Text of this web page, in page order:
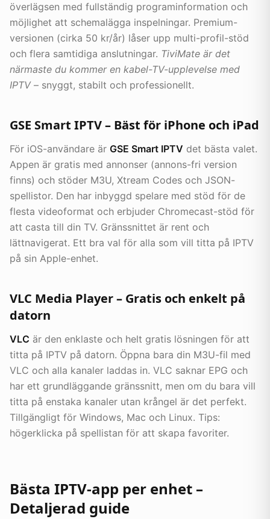
överlägsen med fullständig programinformation och
möjlighet att schemalägga inspelningar. Premium-
versionen (cirka 50 kr/år) låser upp multi-profil-stöd
och flera samtidiga anslutningar. TiviMate är det
närmaste du kommer en kabel-TV-upplevelse med
IPTV– snyggt, stabilt och professionellt.
GSE Smart IPTV – Bäst för iPhone och iPad
För iOS-användare är GSE Smart IPTV det bästa valet.
Appen är gratis med annonser (annons-fri version
finns) och stöder M3U, Xtream Codes och JSON-
spellistor. Den har inbyggd spelare med stöd för de
flesta videoformat och erbjuder Chromecast-stöd för
att casta till din TV. Gränssnittet är rent och
lättnavigerat. Ett bra val för alla som vill titta på IPTV
på sin Apple-enhet.
VLC Media Player – Gratis och enkelt på
datorn
VLC är den enklaste och helt gratis lösningen för att
titta på IPTV på datorn. Öppna bara din M3U-fil med
VLC och alla kanaler laddas in. VLC saknar EPG och
har ett grundläggande gränssnitt, men om du bara vill
titta på enstaka kanaler utan krångel är det perfekt.
Tillgängligt för Windows, Mac och Linux. Tips:
högerklicka på spellistan för att skapa favoriter.
Bästa IPTV-app per enhet –
Detaljerad guide